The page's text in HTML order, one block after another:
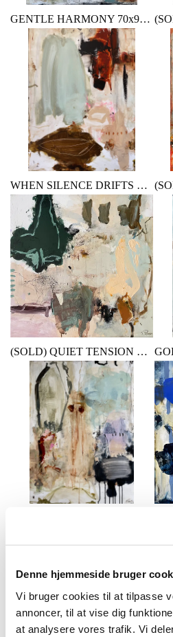
Denne hjemmeside bruger
Vi bruger cookies til at tilpasse
annoncer, til at vise dig
at analysere vores trafik. Vi
GENTLE HARMONY 70x90x2 cm 14.500,- DKK
WHEN SILENCE DRIFTS 60x80x2 cm 12.500,- DKK
(SOLD) QUIET TENSION 60x60 cm